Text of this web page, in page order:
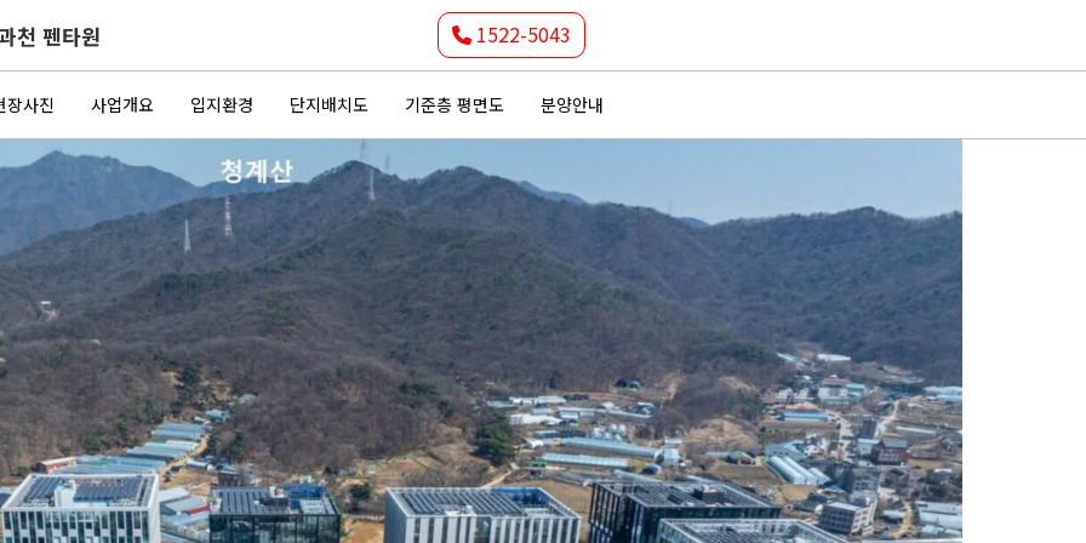
천 펜타원 1522-5043
장사진 사업개요 입지환경 단지배치도 기준층 평면도 분양안내